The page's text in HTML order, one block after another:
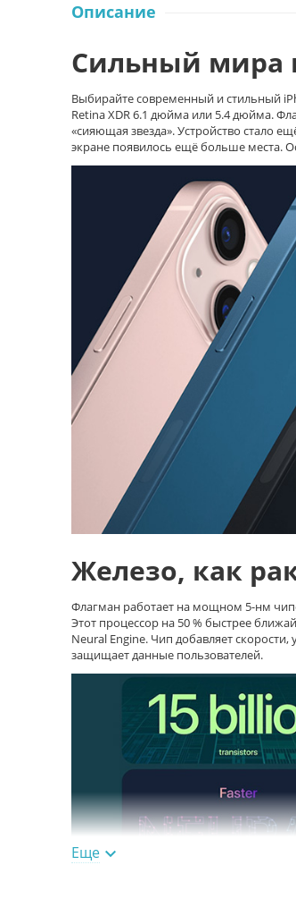
Описание
Сильный мира
Выбирайте современный и стильный
Retina XDR 6.1 дюйма или 5.4 дюйма.
«сияющая звезда». Устройство стало
экране появилось ещё больше места.
Железо, как
Флагман работает на мощном 5-нм
Этот процессор на 50 % быстрее
Neural Engine. Чип добавляет
защищает данные пользователей.
Еще 